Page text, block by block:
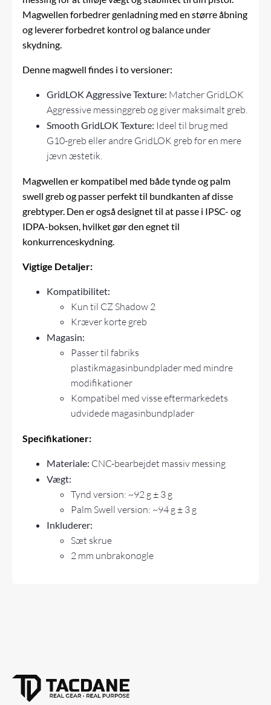
Magwellen forbedrergenladning med en større åbning
og leverer forbedret kontrol og balance under
skydning.
Denne magwell findes i to versioner:
GridLOK Aggressive Texture: Matcher GridLOK
Aggressive messinggreb og giver maksimalt greb.
Smooth GridLOK Texture: Ideel til brug med
G10-greb eller andre GridLOK greb for en mere
jævn æstetik.
Magwellen er kompatibel med både tynde og palm
swell greb og passer perfekt til bundkanten af disse
grebtyper. Den er også designet til at passe i IPSC- og
IDPA-boksen, hvilket gør den egnet til
konkurrenceskydning.
Vigtige Detaljer:
Kompatibilitet:
Kun til CZ Shadow 2
Kræver korte greb
Magasin:
Passer til fabriks
plastikmagasinbundplader med mindre
modifikationer
Kompatibel med visse eftermarkedets
udvidede magasinbundplader
Specifikationer:
Materiale: CNC-bearbejdet massiv messing
Vægt:
Tynd version: ~92 g ± 3 g
Palm Swell version: ~94 g ± 3 g
Inkluderer:
Sæt skrue
2 mm unbrakonøgle